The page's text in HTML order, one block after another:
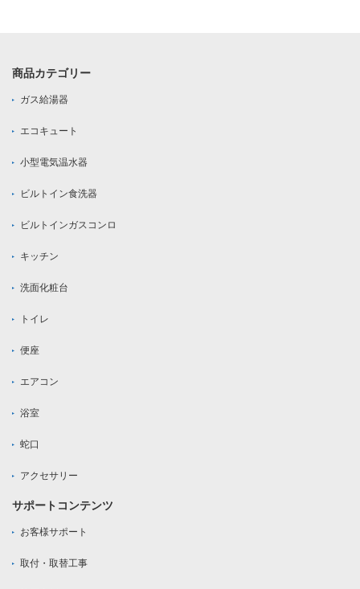
商品カテゴリー
ガス給湯器
エコキュート
小型電気温水器
ビルトイン食洗器
ビルトインガスコンロ
キッチン
洗面化粧台
トイレ
便座
エアコン
浴室
蛇口
アクセサリー
サポートコンテンツ
お客様サポート
取付・取替工事